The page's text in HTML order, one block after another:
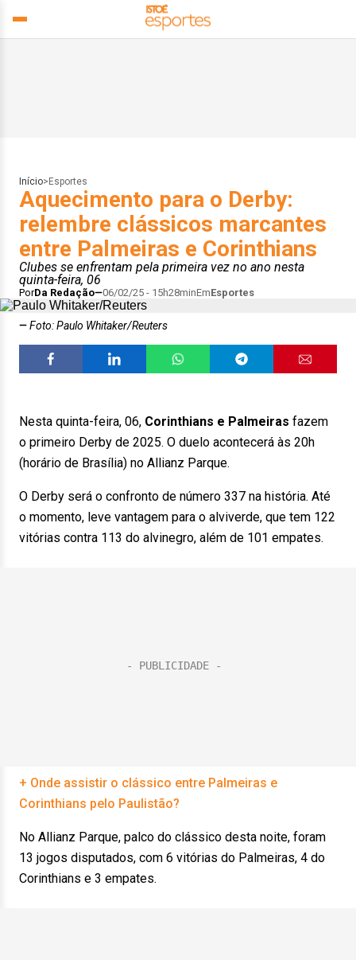
Início> Esportes
Aquecimento para o Derby:
relembre clássicos marcantes
entre Palmeiras e Corinthians
Clubes se enfrentam pela primeira vez no ano nesta
quinta-feira, 06
PorDa Redação 06/02/25 - 15h28minEmEsportes
Foto: Paulo Whitaker/Reuters
Nesta quinta-feira, 06, Corinthians e Palmeiras fazem
o primeiro Derby de 2025. O duelo acontecerá às 20h
(horário de Brasília) no Allianz Parque.
O Derby será o confronto de número 337 na história. Até
o momento, leve vantagem para o alviverde, que tem 122
vitórias contra 113 do alvinegro, além de 101 empates.
+ Onde assistir o clássico entre Palmeiras e
Corinthians pelo Paulistão?
No Allianz Parque, palco do clássico desta noite, foram
13 jogos disputados, com 6 vitórias do Palmeiras, 4 do
Corinthians e 3 empates.